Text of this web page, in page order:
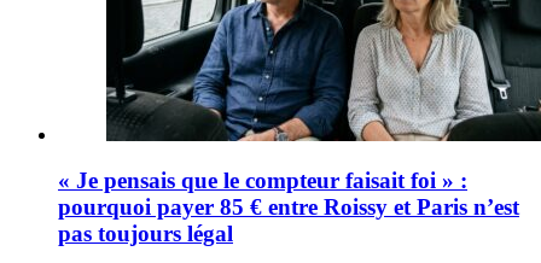
« Je pensais que le compteur faisait foi » :
pourquoi payer 85 € entre Roissy et Paris n’est
pas toujours légal